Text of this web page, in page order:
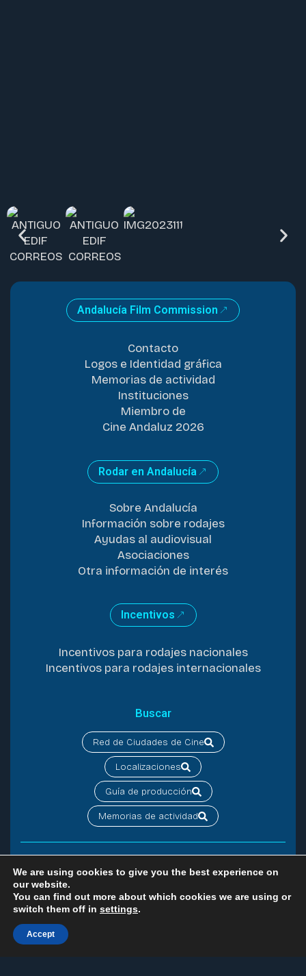
Andalucía Film Commission
Contacto
Logos e Identidad gráfica
Memorias de actividad
Instituciones
Miembro de
Cine Andaluz 2026
Rodar en Andalucía
Sobre Andalucía
Información sobre rodajes
Ayudas al audiovisual
Asociaciones
Otra información de interés
Incentivos
Incentivos para rodajes nacionales
Incentivos para rodajes internacionales
Buscar
Red de Ciudades de Cine
Localizaciones
Guía de producción
Memorias de actividad
We are using cookies to give you the best experience on
our website.
You can find out more about which cookies we are using or
switch them off in settings.
Accept